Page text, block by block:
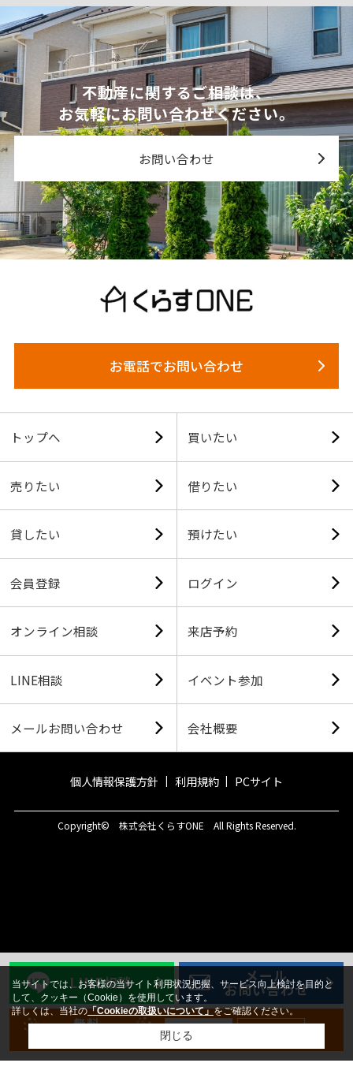
不動産に関するご相談は、
お気軽にお問い合わせください。
お問い合わせ
お電話でお問い合わせ
トップへ 買いたい
売りたい 借りたい
貸したい 預けたい
会員登録 ログイン
オンライン相談 来店予約
LINE相談 イベント参加
メールお問い合わせ 会社概要
個人情報保護方針 利用規約 PCサイト
LINE相談 メール
お問い合わせ
無料 新規登録
Copyright© 株式会社くらすONE All Rights Reserved.
当サイトでは、お客様の当サイト利用状況把握、サービス向上検討を目的と
して、クッキー（Cookie）を使用しています。
詳しくは、当社の「Cookieの取扱いについて」をご確認ください。
閉じる